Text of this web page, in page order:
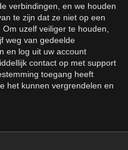
verbindingen, en we houden
te zijn dat ze niet op een
uzelf veiliger te houden,
weg van gedeelde
en log uit uw account
contact op met support
toegang heeft
het kunnen vergrendelen en